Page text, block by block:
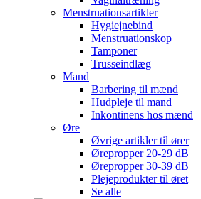
Menstruationsartikler
Hygiejnebind
Menstruationskop
Tamponer
Trusseindlæg
Mand
Barbering til mænd
Hudpleje til mand
Inkontinens hos mænd
Øre
Øvrige artikler til ører
Ørepropper 20-29 dB
Ørepropper 30-39 dB
Plejeprodukter til øret
Se alle